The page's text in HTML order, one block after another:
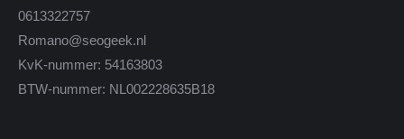
0613322757
Romano@seogeek.nl
KvK-nummer: 54163803
BTW-nummer: NL002228635B18